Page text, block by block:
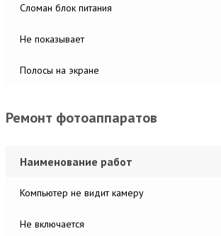
Сломан блок питания
Не показывает
Полосы на экране
Ремонт фотоаппаратов
Наименование работ
Компьютер не видит камеру
Не включается